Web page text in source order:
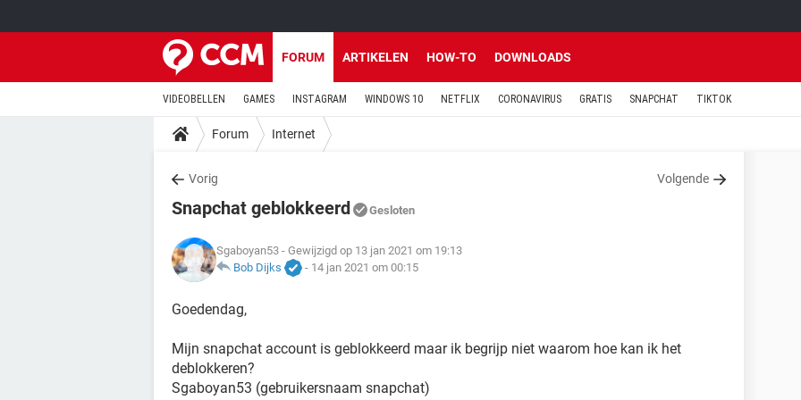
FORUM ARTIKELEN HOW-TO DOWNLOADS
VIDEOBELLEN GAMES INSTAGRAM WINDOWS 10 NETFLIX CORONAVIRUS GRATIS SNAPCHAT TIKTOK
Forum Internet
Vorig Volgende
Snapchat geblokkeerd Gesloten
Sgaboyan53 - Gewijzigd op 13 jan 2021 om 19:13
Bob Dijks
- 14 jan 2021 om 00:15
Goedendag,
Mijn snapchat account is geblokkeerd maar ik begrijp niet waarom hoe kan ik het
deblokkeren?
Sgaboyan53 (gebruikersnaam snapchat)